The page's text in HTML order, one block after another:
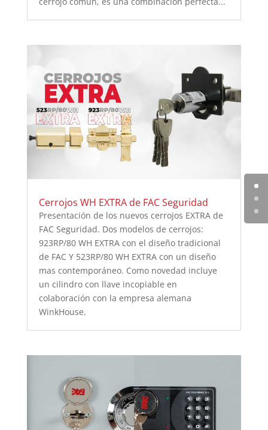
Cerrojos WH EXTRA de FAC Seguridad
Presentación de los nuevos cerrojos EXTRA de
FAC Seguridad. Dos modelos de cerrojos:
923RP/80 WH EXTRA con el diseño tradicional
de FAC Y 523RP/80 WH EXTRA con un diseño
mas contemporáneo. Como novedad incluye
un cilindro con llave incopiable en
colaboración con la empresa alemana
WinkHouse.